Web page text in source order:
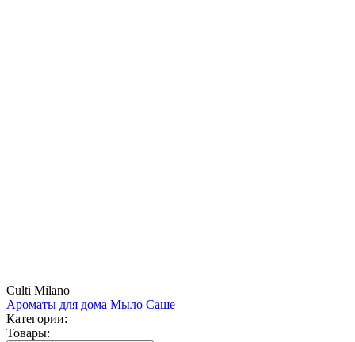
Culti Milano
Ароматы для дома Мыло Саше
Категории:
Товары: